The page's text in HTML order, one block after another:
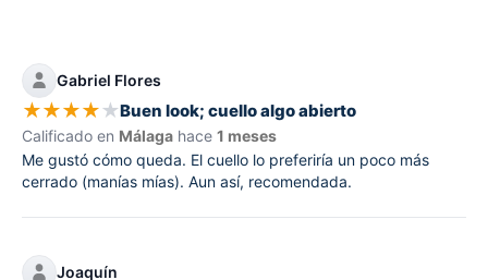
Gabriel Flores
★★★★★Buen look; cuello algo abierto
Calificado en Málaga hace 1 meses
Me gustó cómo queda. El cuello lo preferiría un poco más
cerrado (manías mías). Aun así, recomendada.
Joaquín